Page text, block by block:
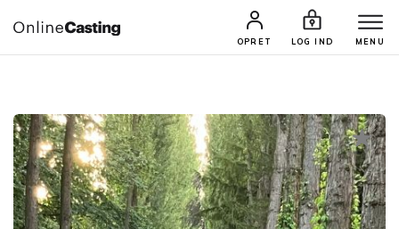
OPRET LOG IND MENU
CASTINGS & JOBS SØG PROFIL